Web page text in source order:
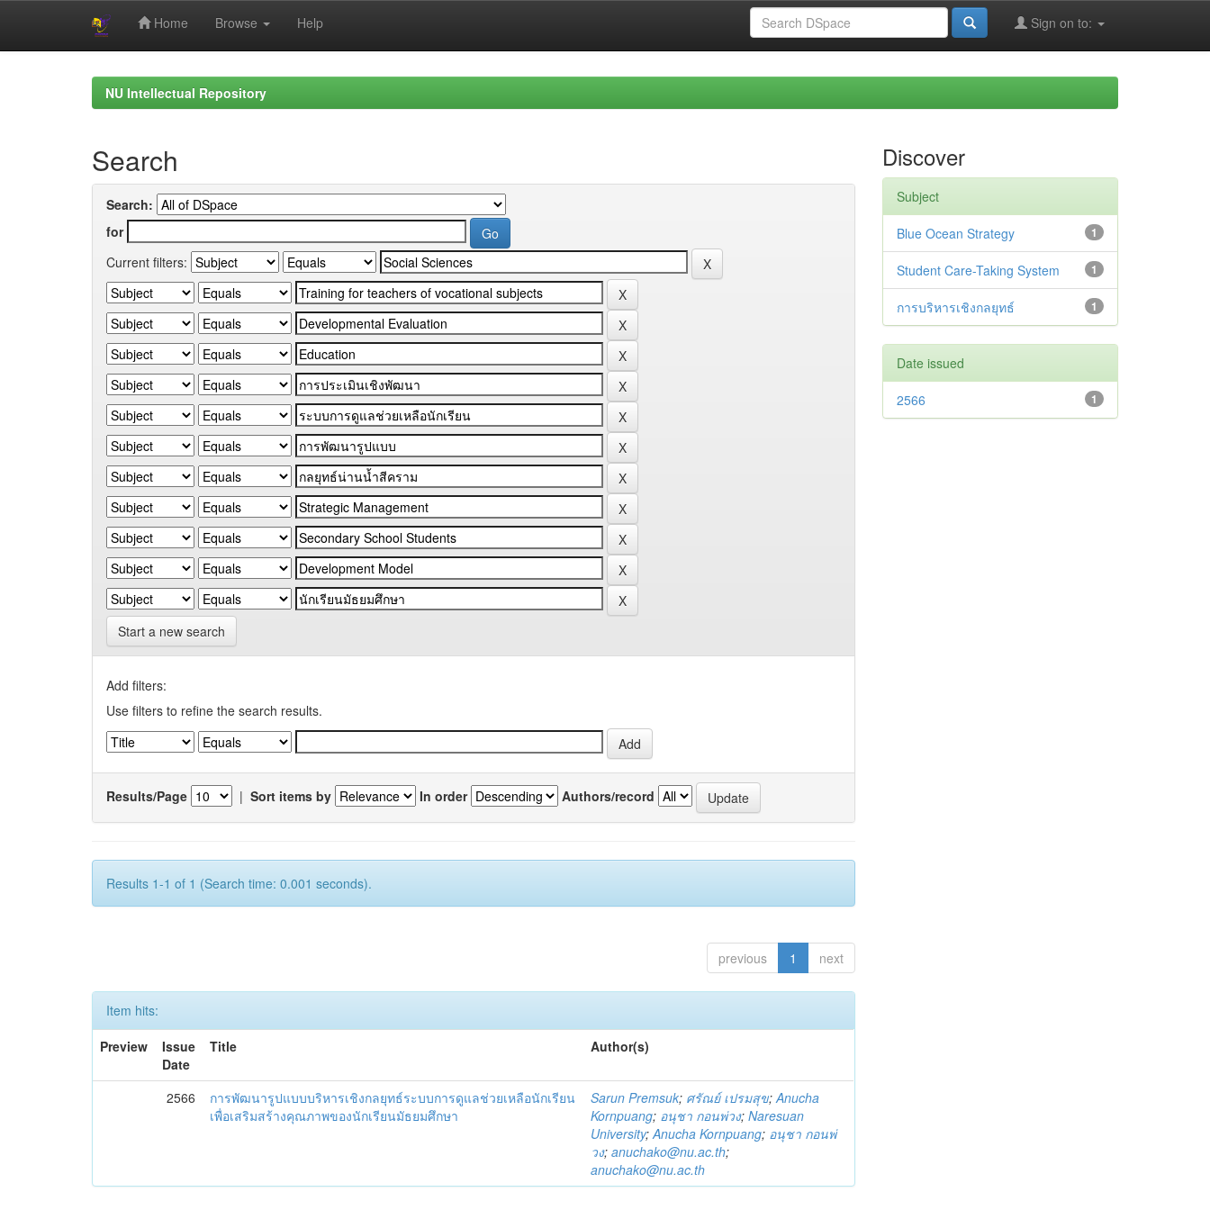
Home Browse Help Sign on to:
NU Intellectual Repository
Search
Search:
for
Current filters:
Start a new search
Add filters:
Use filters to refine the search results.
Results/Page | Sort items by In order Authors/record
Results 1-1 of 1 (Search time: 0.001 seconds).
previous 1 next
Item hits:
Preview
Issue
Date
Title Author(s)
2566
การพัฒนารูปแบบบริหารเชิงกลยุทธ์ระบบการดูแลช่วยเหลือนักเรียน
เพื่อเสริมสร้างคุณภาพของนักเรียนมัธยมศึกษา
Sarun Premsuk; ศรัณย์ เปรมสุข;Anucha
Kornpuang; อนุชา กอนพ่วง;Naresuan
University;Anucha Kornpuang; อนุชา กอนพ่
วง;anuchako@nu.ac.th;
anuchako@nu.ac.th
Discover
Subject
1
Blue Ocean Strategy
1
Student Care-Taking System
1
การบริหารเชิงกลยุทธ์
Date issued
1
2566